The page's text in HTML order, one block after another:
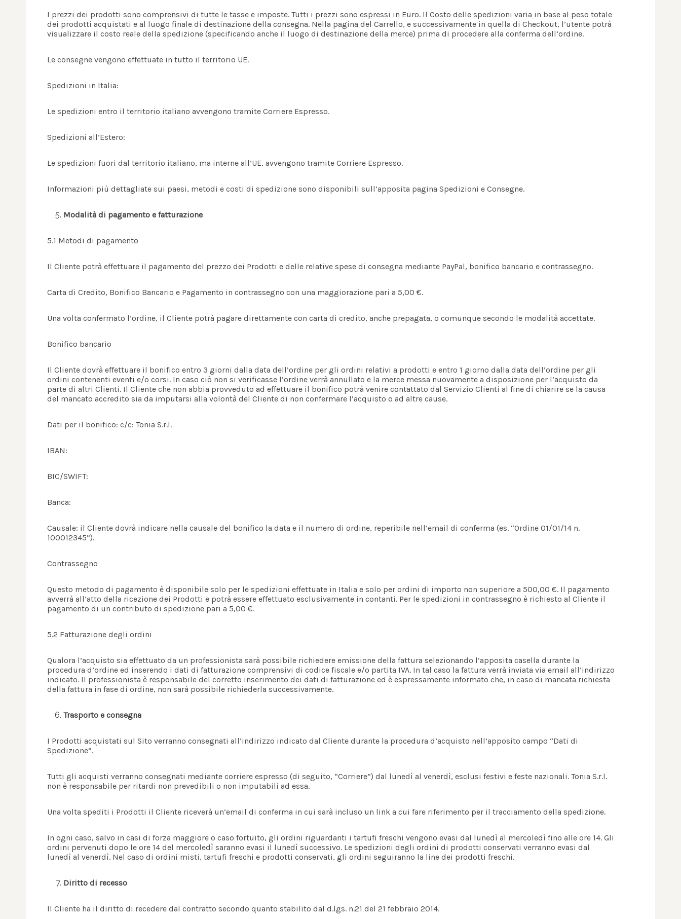
I prezzi dei prodotti sono comprensivi di tutte le tasse e imposte. Tutti i prezzi sono espressi in Euro. Il Costo delle spedizioni varia in base al peso totale
dei prodotti acquistati e al luogo finale di destinazione della consegna. Nella pagina del Carrello, e successivamente in quella di Checkout, l’utente potrà
visualizzare il costo reale della spedizione (specificando anche il luogo di destinazione della merce) prima di procedere alla conferma dell’ordine.
Le consegne vengono effettuate in tutto il territorio UE.
Spedizioni in Italia:
Le spedizioni entro il territorio italiano avvengono tramite Corriere Espresso.
Spedizioni all’Estero:
Le spedizioni fuori dal territorio italiano, ma interne all’UE, avvengono tramite Corriere Espresso.
Informazioni più dettagliate sui paesi, metodi e costi di spedizione sono disponibili sull’apposita pagina Spedizioni e Consegne.
Modalità di pagamento e fatturazione
5.1 Metodi di pagamento
Il Cliente potrà effettuare il pagamento del prezzo dei Prodotti e delle relative spese di consegna mediante PayPal, bonifico bancario e contrassegno.
Carta di Credito, Bonifico Bancario e Pagamento in contrassegno con una maggiorazione pari a 5,00 €.
Una volta confermato l’ordine, il Cliente potrà pagare direttamente con carta di credito, anche prepagata, o comunque secondo le modalità accettate.
Bonifico bancario
Il Cliente dovrà effettuare il bonifico entro 3 giorni dalla data dell’ordine per gli ordini relativi a prodotti e entro 1 giorno dalla data dell’ordine per gli
ordini contenenti eventi e/o corsi. In caso ciò non si verificasse l’ordine verrà annullato e la merce messa nuovamente a disposizione per l’acquisto da
parte di altri Clienti. Il Cliente che non abbia provveduto ad effettuare il bonifico potrà venire contattato dal Servizio Clienti al fine di chiarire se la causa
del mancato accredito sia da imputarsi alla volontà del Cliente di non confermare l’acquisto o ad altre cause.
Dati per il bonifico: c/c: Tonia S.r.l.
IBAN:
BIC/SWIFT:
Banca:
Causale: il Cliente dovrà indicare nella causale del bonifico la data e il numero di ordine, reperibile nell’email di conferma (es. “Ordine 01/01/14 n.
100012345”).
Contrassegno
Questo metodo di pagamento è disponibile solo per le spedizioni effettuate in Italia e solo per ordini di importo non superiore a 500,00 €. Il pagamento
avverrà all’atto della ricezione dei Prodotti e potrà essere effettuato esclusivamente in contanti. Per le spedizioni in contrassegno è richiesto al Cliente il
pagamento di un contributo di spedizione pari a 5,00 €.
5.2 Fatturazione degli ordini
Qualora l’acquisto sia effettuato da un professionista sarà possibile richiedere emissione della fattura selezionando l’apposita casella durante la
procedura d’ordine ed inserendo i dati di fatturazione comprensivi di codice fiscale e/o partita IVA. In tal caso la fattura verrà inviata via email all’indirizzo
indicato. Il professionista è responsabile del corretto inserimento dei dati di fatturazione ed è espressamente informato che, in caso di mancata richiesta
della fattura in fase di ordine, non sarà possibile richiederla successivamente.
Trasporto e consegna
I Prodotti acquistati sul Sito verranno consegnati all’indirizzo indicato dal Cliente durante la procedura d’acquisto nell’apposito campo “Dati di
Spedizione”.
Tutti gli acquisti verranno consegnati mediante corriere espresso (di seguito, “Corriere”) dal lunedì al venerdì, esclusi festivi e feste nazionali. Tonia S.r.l.
non è responsabile per ritardi non prevedibili o non imputabili ad essa.
Una volta spediti i Prodotti il Cliente riceverà un’email di conferma in cui sarà incluso un link a cui fare riferimento per il tracciamento della spedizione.
In ogni caso, salvo in casi di forza maggiore o caso fortuito, gli ordini riguardanti i tartufi freschi vengono evasi dal lunedì al mercoledì fino alle ore 14. Gli
ordini pervenuti dopo le ore 14 del mercoledì saranno evasi il lunedì successivo. Le spedizioni degli ordini di prodotti conservati verranno evasi dal
lunedì al venerdì. Nel caso di ordini misti, tartufi freschi e prodotti conservati, gli ordini seguiranno la line dei prodotti freschi.
Diritto di recesso
Il Cliente ha il diritto di recedere dal contratto secondo quanto stabilito dal d.lgs. n.21 del 21 febbraio 2014.